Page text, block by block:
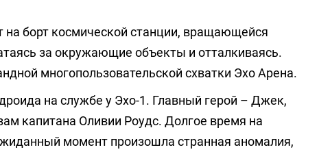
борт космической станции, вращающейся
за окружающие объекты и отталкиваясь.
многопользовательской схватки Эхо Арена.
на службе у Эхо-1. Главный герой – Джек,
капитана Оливии Роудс. Долгое время на
момент произошла странная аномалия,